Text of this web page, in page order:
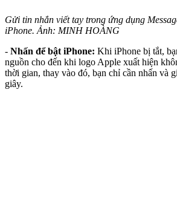
Gửi tin nhắn viết tay trong ứng dụng
iPhone. Ảnh: MINH HOÀNG
- Nhấn để bật iPhone: Khi iPhone bị tắt,
nguồn cho đến khi logo Apple xuất hiện
thời gian, thay vào đó, bạn chỉ cần nhấn và
giây.